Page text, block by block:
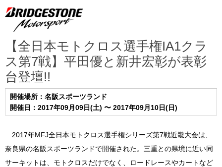
【全日本モトクロス選手権IA1クラ
ス第7戦】平田優と新井宏彰が表彰
台登壇!!
開催場所：名阪スポーツランド
開催日：2017年09月09日(土) 〜 2017年09月10日(日)
2017年MFJ全日本モトクロス選手権シリーズ第7戦近畿大会は、
奈良県の名阪スポーツランドで開催された。三重との県境に近い同
サーキットは、モトクロスだけでなく、ロードレースやカートなど